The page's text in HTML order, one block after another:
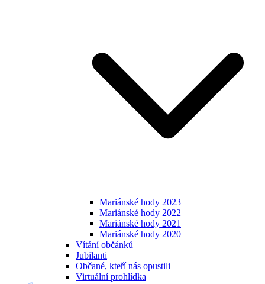
Mariánské hody 2023
Mariánské hody 2022
Mariánské hody 2021
Mariánské hody 2020
Vítání občánků
Jubilanti
Občané, kteří nás opustili
Virtuální prohlídka